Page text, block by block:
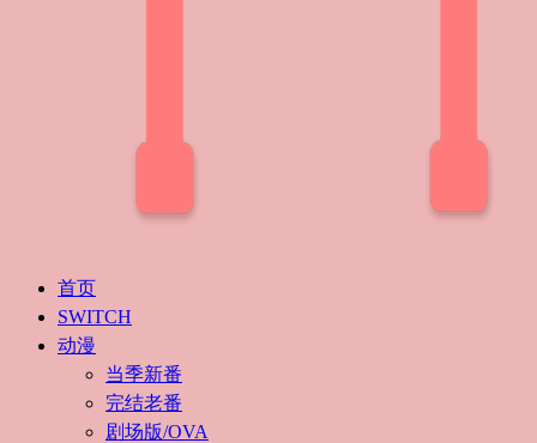
首页
SWITCH
动漫
当季新番
完结老番
剧场版/OVA